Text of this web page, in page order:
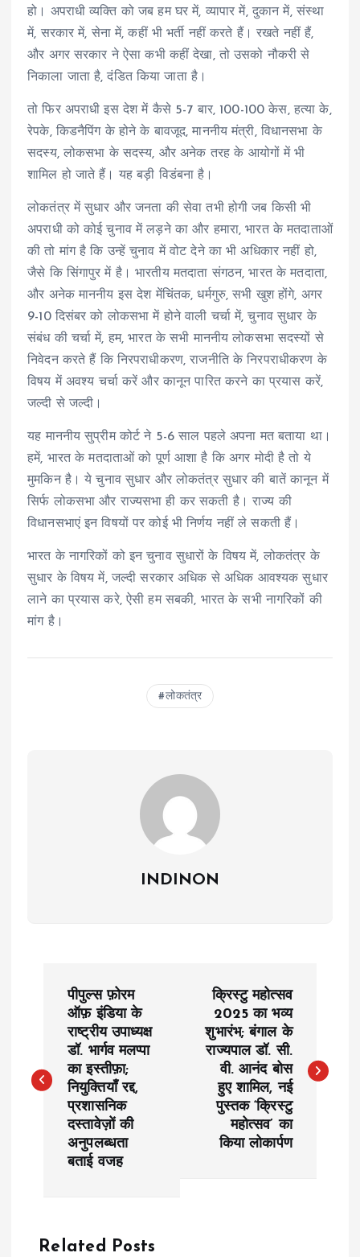
हो। अपराधी व्यक्ति को जब हम घर में, व्यापार में, दुकान में, संस्था
में, सरकार में, सेना में, कहीं भी भर्ती नहीं करते हैं। रखते नहीं हैं,
और अगर सरकार ने ऐसा कभी कहीं देखा, तो उसको नौकरी से
निकाला जाता है, दंडित किया जाता है।
तो फिर अपराधी इस देश में कैसे 5-7 बार, 100-100 केस, हत्या के,
रेपके, किडनैपिंग के होने के बावजूद, माननीय मंत्री, विधानसभा के
सदस्य, लोकसभा के सदस्य, और अनेक तरह के आयोगों में भी
शामिल हो जाते हैं। यह बड़ी विडंबना है।
लोकतंत्र में सुधार और जनता की सेवा तभी होगी जब किसी भी
अपराधी को कोई चुनाव में लड़ने का और हमारा, भारत के मतदाताओं
की तो मांग है कि उन्हें चुनाव में वोट देने का भी अधिकार नहीं हो,
जैसे कि सिंगापुर में है। भारतीय मतदाता संगठन, भारत के मतदाता,
और अनेक माननीय इस देश मेंचिंतक, धर्मगुरु, सभी खुश होंगे, अगर
9-10 दिसंबर को लोकसभा में होने वाली चर्चा में, चुनाव सुधार के
संबंध की चर्चा में, हम, भारत के सभी माननीय लोकसभा सदस्यों से
निवेदन करते हैं कि निरपराधीकरण, राजनीति के निरपराधीकरण के
विषय में अवश्य चर्चा करें और कानून पारित करने का प्रयास करें,
जल्दी से जल्दी।
यह माननीय सुप्रीम कोर्ट ने 5-6 साल पहले अपना मत बताया था।
हमें, भारत के मतदाताओं को पूर्ण आशा है कि अगर मोदी है तो ये
मुमकिन है। ये चुनाव सुधार और लोकतंत्र सुधार की बातें कानून में
सिर्फ लोकसभा और राज्यसभा ही कर सकती है। राज्य की
विधानसभाएं इन विषयों पर कोई भी निर्णय नहीं ले सकती हैं।
भारत के नागरिकों को इन चुनाव सुधारों के विषय में, लोकतंत्र के
सुधार के विषय में, जल्दी सरकार अधिक से अधिक आवश्यक सुधार
लाने का प्रयास करे, ऐसी हम सबकी, भारत के सभी नागरिकों की
मांग है।
लोकतंत्र
INDINON
s
t
पीपुल्स फ़ोरम
ऑफ़ इंडिया के
राष्ट्रीय उपाध्यक्ष
डॉ. भार्गव मलप्पा
का इस्तीफ़ा;
नियुक्तियाँ रद्द,
प्रशासनिक
दस्तावेज़ों की
अनुपलब्धता
बताई वजह
क्रिस्टु महोत्सव
2025 का भव्य
शुभारंभ; बंगाल के
राज्यपाल डॉ. सी.
वी. आनंद बोस
हुए शामिल, नई
पुस्तक ‘क्रिस्टु
महोत्सव’ का
किया लोकार्पण
Related Posts